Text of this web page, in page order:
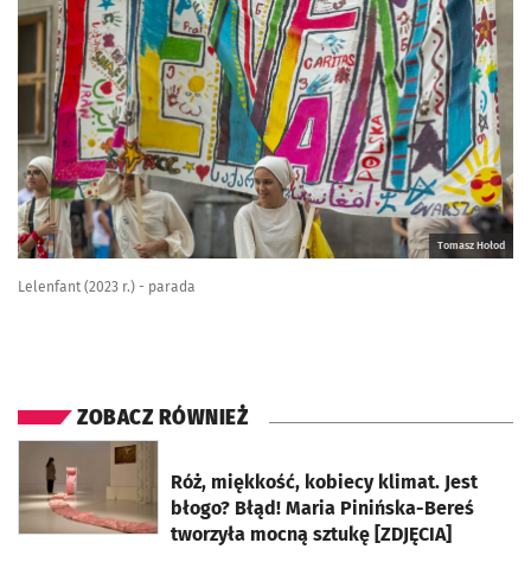
Tomasz Hołod
Lelenfant (2023 r.) - parada
ZOBACZ RÓWNIEŻ
Róż, miękkość, kobiecy klimat. Jest
błogo? Błąd! Maria Pinińska-Bereś
tworzyła mocną sztukę [ZDJĘCIA]
otworzy się w nowej karcie